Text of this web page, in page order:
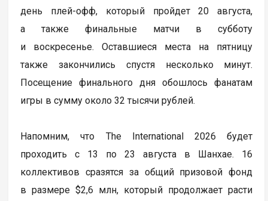
день плей-офф, который пройдет 20 августа,
а также финальные матчи в субботу
и воскресенье. Оставшиеся места на пятницу
также закончились спустя несколько минут.
Посещение финального дня обошлось фанатам
игры в сумму около 32 тысячи рублей.
Напомним, что The International 2026 будет
проходить с 13 по 23 августа в Шанхае. 16
коллективов сразятся за общий призовой фонд
в размере $2,6 млн, который продолжает расти